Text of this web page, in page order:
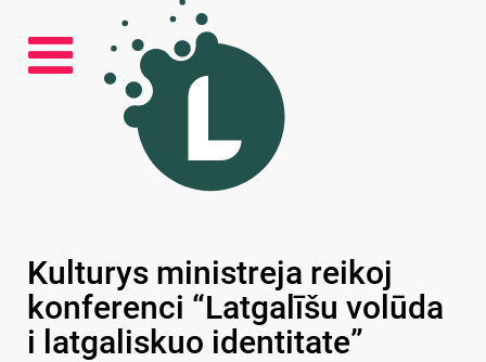
Kulturys ministreja reikoj
konferenci “Latgalīšu volūda
i latgaliskuo identitate”